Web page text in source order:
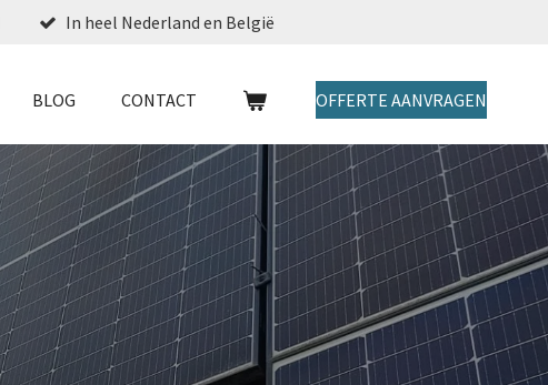
In heel Nederland en België
BLOG CONTACT OFFERTE AANVRAGEN